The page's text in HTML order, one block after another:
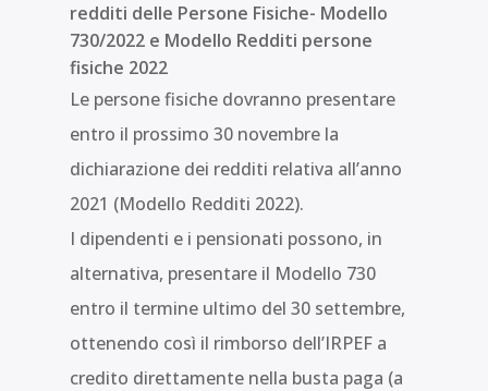
redditi delle Persone Fisiche- Modello
730/2022 e Modello Redditi persone
fisiche 2022
Le persone fisiche dovranno presentare
entro il prossimo 30 novembre la
dichiarazione dei redditi relativa all’anno
2021 (Modello Redditi 2022).
I dipendenti e i pensionati possono, in
alternativa, presentare il Modello 730
entro il termine ultimo del 30 settembre,
ottenendo così il rimborso dell’IRPEF a
credito direttamente nella busta paga (a